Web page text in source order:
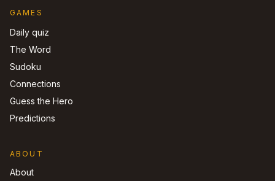
GAMES
Daily quiz
The Word
Sudoku
Connections
Guess the Hero
Predictions
ABOUT
About